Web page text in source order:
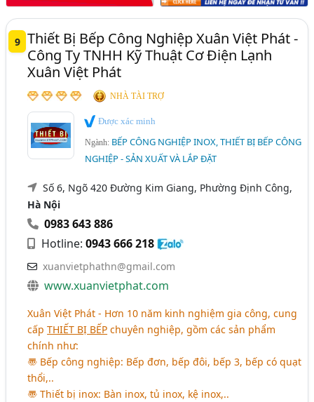
9 Thiết Bị Bếp Công Nghiệp Xuân Việt Phát -
Công Ty TNHH Kỹ Thuật Cơ Điện Lạnh
Xuân Việt Phát
NHÀ TÀI TRỢ
Được xác minh
Ngành: BẾP CÔNG NGHIỆP INOX, THIẾT BỊ BẾP CÔNG
NGHIỆP - SẢN XUẤT VÀ LẮP ĐẶT
Số 6, Ngõ 420 Đường Kim Giang, Phường Định Công,
Hà Nội
0983 643 886
Hotline:0943 666 218
xuanvietphathn@gmail.com
www.xuanvietphat.com
Xuân Việt Phát - Hơn 10 năm kinh nghiệm gia công, cung
cấpTHIẾT BỊ BẾP chuyên nghiệp, gồm các sản phẩm
chính như:
〠 Bếp công nghiệp: Bếp đơn, bếp đôi, bếp 3, bếp có quạt
thổi,..
〠 Thiết bị inox: Bàn inox, tủ inox, kệ inox,..